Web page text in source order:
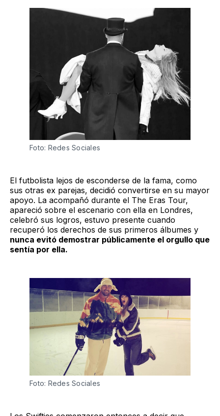
Foto: Redes Sociales
El futbolista lejos de esconderse de la fama, como
sus otras ex parejas, decidió convertirse en su mayor
apoyo. La acompañó durante el The Eras Tour,
apareció sobre el escenario con ella en Londres,
celebró sus logros, estuvo presente cuando
recuperó los derechos de sus primeros álbumes y
nunca evitó demostrar públicamente el orgullo que
sentía por ella.
Foto: Redes Sociales